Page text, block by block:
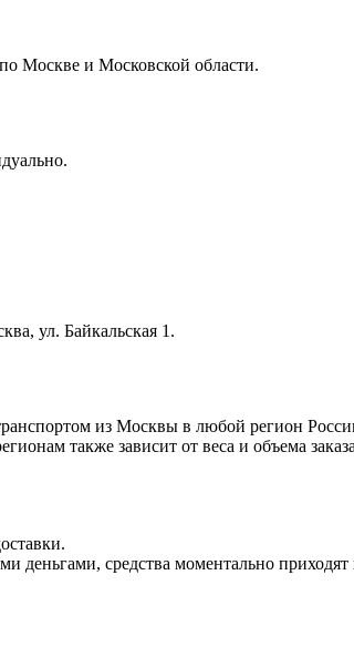
Москве и Московской области.
ул. Байкальская 1.
из Москвы в любой регион
также зависит от веса и объема
средства моментально приходят